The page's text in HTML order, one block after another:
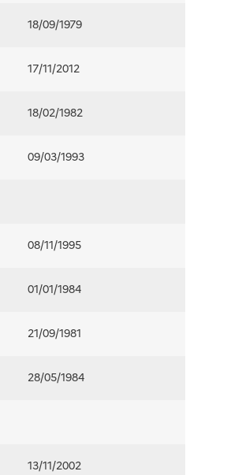
18/09/1979
17/11/2012
18/02/1982
09/03/1993
08/11/1995
01/01/1984
21/09/1981
28/05/1984
13/11/2002